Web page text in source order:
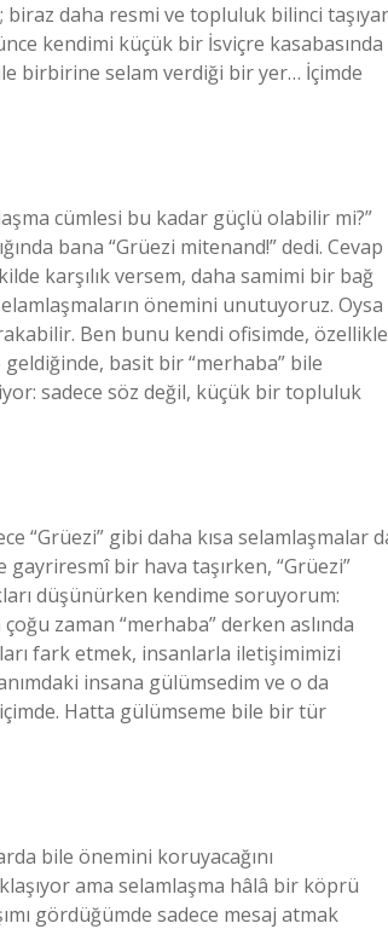
biraz daha resmi ve topluluk bilinci
kendimi küçük bir İsviçre kasabasında
birbirine selam verdiği bir yer… İçimde
cümlesi bu kadar güçlü olabilir mi?”
bana “Grüezi mitenand!” dedi. Cevap
karşılık versem, daha samimi bir bağ
önemini unutuyoruz. Oysa
Ben bunu kendi ofisimde, özellikle
basit bir “merhaba” bile
sadece söz değil, küçük bir topluluk
“Grüezi” gibi daha kısa selamlaşmalar
bir hava taşırken, “Grüezi”
düşünürken kendime soruyorum:
zaman “merhaba” derken aslında
fark etmek, insanlarla iletişimimizi
insana gülümsedim ve o da
Hatta gülümseme bile bir tür
bile önemini koruyacağını
ama selamlaşma hâlâ bir köprü
gördüğümde sadece mesaj atmak